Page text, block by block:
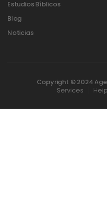
Estudios Bíblicos
Blog
Noticias
Copyright © 2024
Services